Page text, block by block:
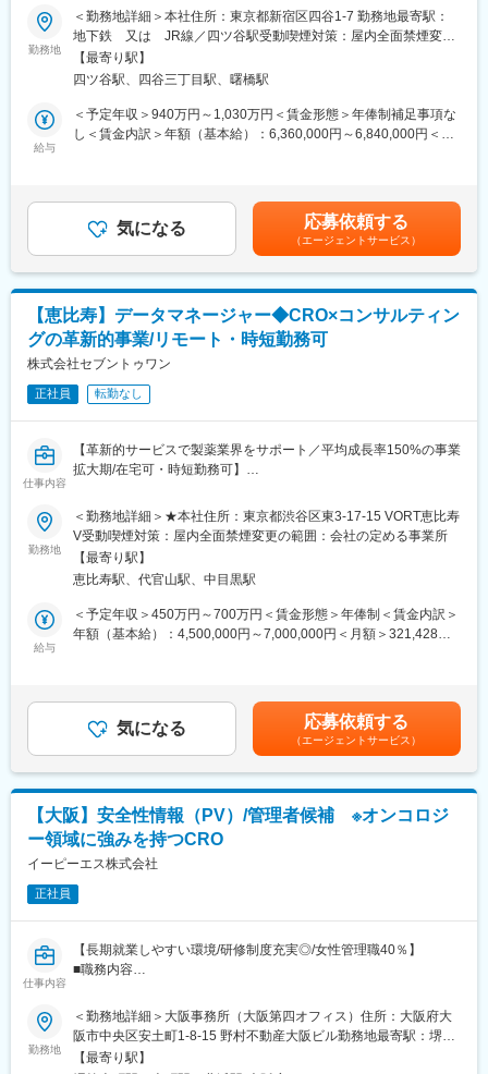
開発、製造支援、学術支援、販売、規格・規制対応までものづく
りの最初から最後まで携わることができるため、製品の成り立ち
を幅広く理解できるのが魅力です。
1894年に綿布問屋として創業し、130年を越える歴史を持つ老舗
企業です。「バンテリン」や「キャベジン」などOTC医薬品以外
の進出やFAレンズの製造販売など、その事業フィールドは多岐に
わたります。また、総合商社としての機能も持ち合わせており、
身近にある衣服、雑貨品から機械や化学品まで幅広く取り扱って
います。
変更の範囲：会社の定める業務
■業務概要：
セイフティサイエンティストとして、担当製品に関する情報（疾
患、薬剤等）やリスク管理計画を理解した上で、得られた安全性
データをもとに科学的な観点で主体的に安全性評価を行い、措置
を立案、安全性活動についてリードいただきます。
■業務内容：
評価を行う。
（3）社内関係者および国内外の提携会社からの情報収集・意意交
換を行うとともに、医学専門家の意見を聴取した結果をもとに、
いて、実行されるようリードする。
■組織構成：
安全管理室（30名）
■当社の魅力：
当社は1913年に東京・本郷で「独創研究」の考えのもとに創業
し、循環器、産婦人科、消化器科、精神科の領域を中心として医
薬メーカーです。医薬だけでなく、知見を活かし、皮膚科学に基
づいて、敏感肌にやさしいスキンケア製品も開発しています。研
極的に外部と共同開発や創薬研究を行っており、新製品開発に意
欲的です。ますます高まる健康に対する関心と医療への期待に応
えられるよう、同社は環境変化に対応しながら着実に成長し続
け、長期的にはグローバルにも存在価値を認められるスペシャリ
変更の範囲：会社の定める業務
勤務地
＜勤務地詳細＞本社住所：東京都新宿区四谷1-7 勤務地最寄駅：
地下鉄 又は JR線／四ツ谷駅受動喫煙対策：屋内全面禁煙変更
の範囲：会社の定める場所（テレワークを行う場所を含む）
【最寄り駅】
四ツ谷駅、四谷三丁目駅、曙橋駅
給与
＜予定年収＞940万円～1,030万円＜賃金形態＞年俸制補足事項な
し＜賃金内訳＞年額（基本給）：6,360,000円～6,840,000円＜月
じて上下する可能性があります。賃金はあくまでも目安の金額で
あり、選考を通じて上下する可能性があります。月給(月額)は固定
手当を含めた表記です。
気になる 応募依頼する
（エージェントサービス）
【恵比寿】データマネージャー◆CRO×コンサルティン
グの革新的事業/リモート・時短勤務可
株式会社セブントゥワン
正社員 転勤なし
仕事内容
【革新的サービスで製薬業界をサポート／平均成長率150%の事業
拡大期/在宅可・時短勤務可】
製造販売後調査または治験におけるDM業務をご担当いただきま
す。
＜プロジェクトの例＞
・製薬メーカーにおける製造販売後調査または治験のDM業務
（CROの選定・業務管理・問合せ対応、メーカー側にて作成する
成果物の作成支援、及びCRO側で作成する成果物のレビュー・検
・立ち上げ業務
・運用業務（CROからの問合せ対応、EDC運用支援、データクリ
ーニング、コーディング作業、進捗管理、CRO窓口業務）
・その他（業務効率化提案および改善、ドキュメント類の整備）
■ご入社後のキャリアについて
データマネージャーとして、リーダーやPMとしてのキャリアはも
ちろん、製薬企業向けのDMコンサル/ITコンサルなど多様なキャリ
アを実現可能です。
当社は社員の自己実現を強く後押ししており、キャリア面談を通
して希望を踏まえた部署横断の異動も積極的に行っております。
■当社の魅力
あり、フレックスはもちろん、ポジションによってはフルリモー
トや週4勤務まで対応可能です。
社長自身が「100人100通りの働き方」を掲げ、社員が自由な働き
勤務地
＜勤務地詳細＞★本社住所：東京都渋谷区東3-17-15 VORT恵比寿
V受動喫煙対策：屋内全面禁煙変更の範囲：会社の定める事業所
【最寄り駅】
恵比寿駅、代官山駅、中目黒駅
給与
＜予定年収＞450万円～700万円＜賃金形態＞年俸制＜賃金内訳＞
年額（基本給）：4,500,000円～7,000,000円＜月額＞321,428円
があります。月給(月額)は固定手当を含めた表記です。
気になる 応募依頼する
（エージェントサービス）
【大阪】安全性情報（PV）/管理者候補 ※オンコロジ
ー領域に強みを持つCRO
イーピーエス株式会社
正社員
仕事内容
【長期就業しやすい環境/研修制度充実◎/女性管理職40％】
■職務内容
・国内症例のモニター、MRへの再調査指示業務サポート
・CIOMS・Med Watchフォームや文献学会情報等による
海外（英語）安全性情報の一次評価・和訳
勤務地
＜勤務地詳細＞大阪事務所（大阪第四オフィス）住所：大阪府大
阪市中央区安土町1-8-15 野村不動産大阪ビル勤務地最寄駅：堺筋
線／堺筋本町駅受動喫煙対策：屋内全面禁煙変更の範囲：会社の
【最寄り駅】